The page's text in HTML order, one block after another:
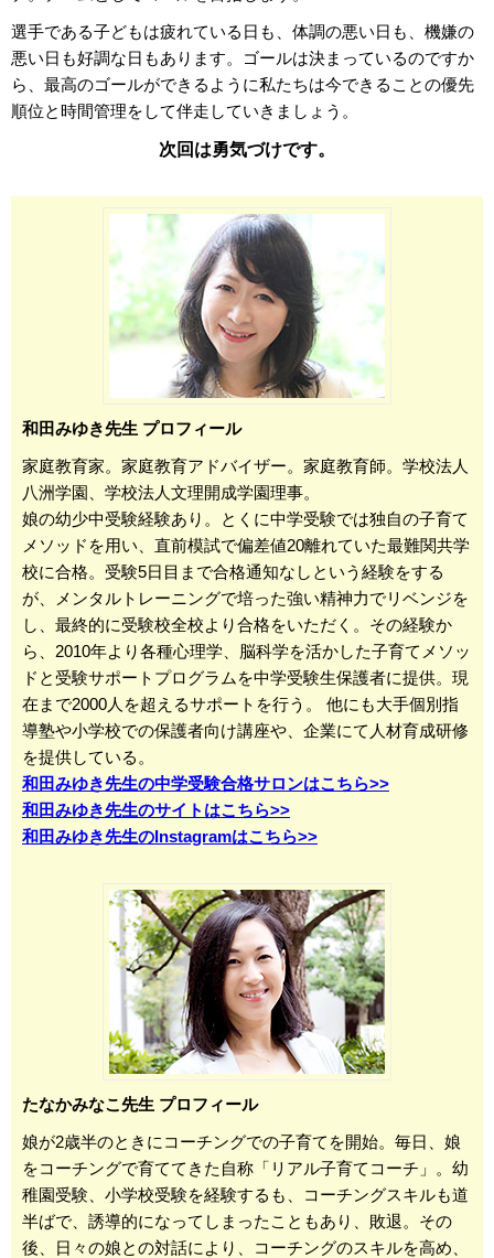
選手である子どもは疲れている日も、体調の悪い日も、機嫌の
悪い日も好調な日もあります。ゴールは決まっているのですか
ら、最高のゴールができるように私たちは今できることの優先
順位と時間管理をして伴走していきましょう。
次回は勇気づけです。
和田みゆき先生 プロフィール
家庭教育家。家庭教育アドバイザー。家庭教育師。学校法人
八洲学園、学校法人文理開成学園理事。
娘の幼少中受験経験あり。とくに中学受験では独自の子育て
メソッドを用い、直前模試で偏差値20離れていた最難関共学
校に合格。受験5日目まで合格通知なしという経験をする
が、メンタルトレーニングで培った強い精神力でリベンジを
し、最終的に受験校全校より合格をいただく。その経験か
ら、2010年より各種心理学、脳科学を活かした子育てメソッ
ドと受験サポートプログラムを中学受験生保護者に提供。現
在まで2000人を超えるサポートを行う。 他にも大手個別指
導塾や小学校での保護者向け講座や、企業にて人材育成研修
を提供している。
和田みゆき先生の中学受験合格サロンはこちら>>
和田みゆき先生のサイトはこちら>>
和田みゆき先生のInstagramはこちら>>
たなかみなこ先生 プロフィール
娘が2歳半のときにコーチングでの子育てを開始。毎日、娘
をコーチングで育ててきた自称「リアル子育てコーチ」。幼
稚園受験、小学校受験を経験するも、コーチングスキルも道
半ばで、誘導的になってしまったこともあり、敗退。その
後、日々の娘との対話により、コーチングのスキルを高め、